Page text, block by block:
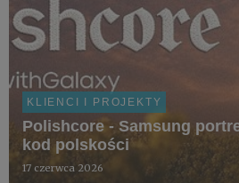
KLIENCI I PROJEKTY
Polishcore - Samsung
kod polskości
17 czerwca 2026